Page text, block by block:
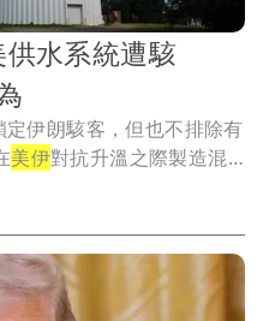
供水系統遭駭
伊朗駭客，但也不排除有
美伊對抗升溫之際製造混